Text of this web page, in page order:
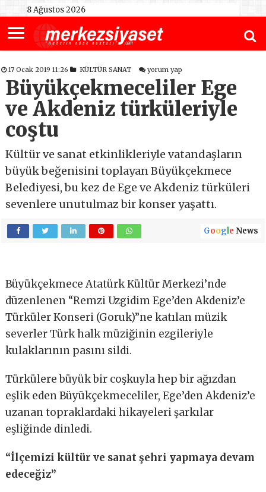
8 Ağustos 2026
17 Ocak 2019 11:26 KÜLTÜR SANAT yorum yap
Büyükçekmeceliler Ege
ve Akdeniz türküleriyle
coştu
Kültür ve sanat etkinlikleriyle vatandaşların
büyük beğenisini toplayan Büyükçekmece
Belediyesi, bu kez de Ege ve Akdeniz türküleri
sevenlere unutulmaz bir konser yaşattı.
Google News
Büyükçekmece Atatürk Kültür Merkezi’nde
düzenlenen “Remzi Uzgidim Ege’den Akdeniz’e
Türküler Konseri (Goruk)”ne katılan müzik
severler Türk halk müziğinin ezgileriyle
kulaklarının pasını sildi.
Türkülere büyük bir coşkuyla hep bir ağızdan
eşlik eden Büyükçekmeceliler, Ege’den Akdeniz’e
uzanan topraklardaki hikayeleri şarkılar
eşliğinde dinledi.
“İlçemizi kültür ve sanat şehri yapmaya devam
edeceğiz”